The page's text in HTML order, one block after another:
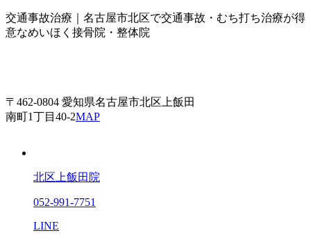
交通事故治療｜名古屋市北区で交通事故・むち打ち治療が得
意なめいほく接骨院・整体院
〒462-0804 愛知県名古屋市北区上飯田
南町1丁目40-2MAP
北区上飯田院
052-991-7751
LINE